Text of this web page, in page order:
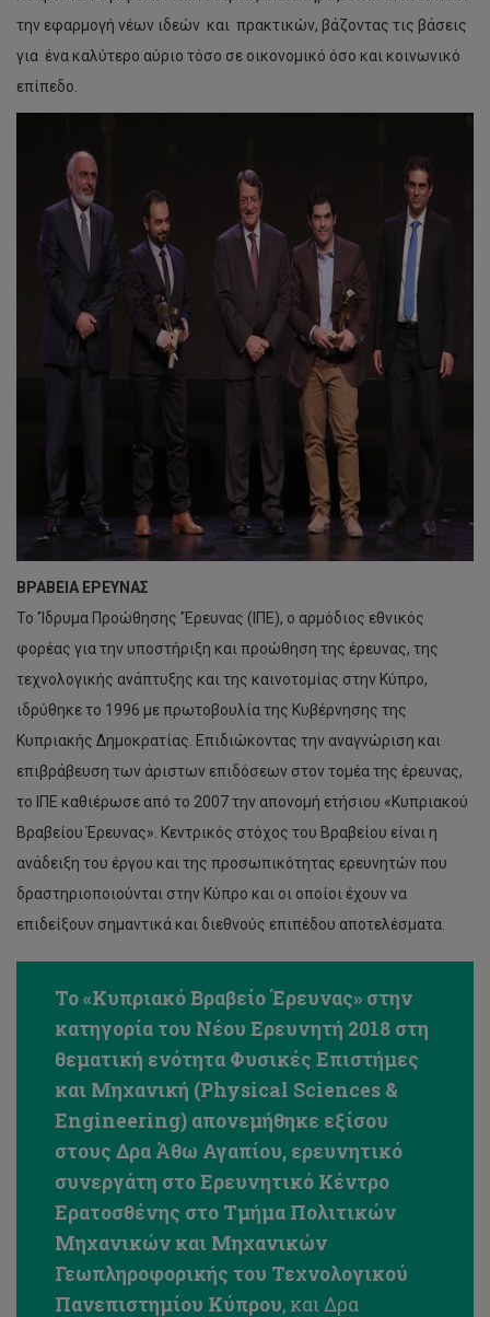
την εφαρμογή νέων ιδεών και πρακτικών, βάζοντας τις βάσεις
για ένα καλύτερο αύριο τόσο σε οικονομικό όσο και κοινωνικό
επίπεδο.
ΒΡΑΒΕΙΑ ΕΡΕΥΝΑΣ
Το 'Ίδρυμα Προώθησης 'Έρευνας (ΙΠΕ), ο αρμόδιος εθνικός
φορέας για την υποστήριξη και προώθηση της έρευνας, της
τεχνολογικής ανάπτυξης και της καινοτομίας στην Κύπρο,
ιδρύθηκε το 1996 με πρωτοβουλία της Κυβέρνησης της
Κυπριακής Δημοκρατίας. Επιδιώκοντας την αναγνώριση και
επιβράβευση των άριστων επιδόσεων στον τομέα της έρευνας,
το ΙΠΕ καθιέρωσε από το 2007 την απονομή ετήσιου «Κυπριακού
Βραβείου Έρευνας». Κεντρικός στόχος του Βραβείου είναι η
ανάδειξη του έργου και της προσωπικότητας ερευνητών που
δραστηριοποιούνται στην Κύπρο και οι οποίοι έχουν να
επιδείξουν σημαντικά και διεθνούς επιπέδου αποτελέσματα.
Το «Κυπριακό Βραβείο Έρευνας» στην
κατηγορία του Νέου Ερευνητή 2018 στη
θεματική ενότητα Φυσικές Επιστήμες
και Μηχανική (Physical Sciences &
Engineering) απονεμήθηκε εξίσου
στους Δρα Άθω Αγαπίου, ερευνητικό
συνεργάτη στο Ερευνητικό Κέντρο
Ερατοσθένης στο Τμήμα Πολιτικών
Μηχανικών και Μηχανικών
Γεωπληροφορικής του Τεχνολογικού
Πανεπιστημίου Κύπρου, και Δρα